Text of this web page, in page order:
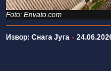
Foto: Envato.com
Извор: Снага Југа